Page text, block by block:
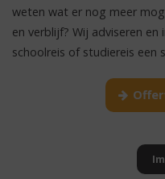
weten wat er nog meer
en verblijf? Wij adviseren
schoolreis of studiereis een